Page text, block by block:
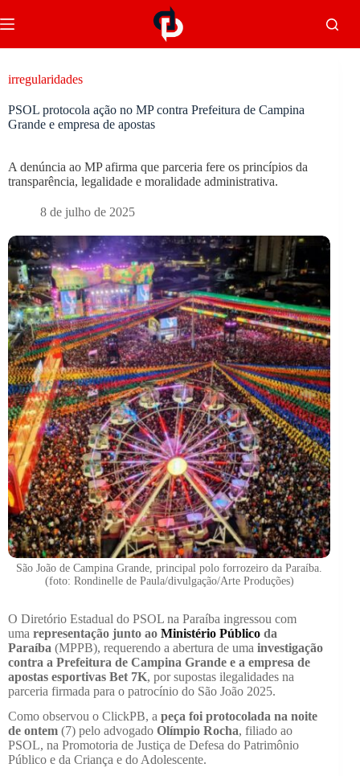
irregularidades
PSOL protocola ação no MP contra Prefeitura de Campina
Grande e empresa de apostas
A denúncia ao MP afirma que parceria fere os princípios da
transparência, legalidade e moralidade administrativa.
8 de julho de 2025
São João de Campina Grande, principal polo forrozeiro da Paraíba.
(foto: Rondinelle de Paula/divulgação/Arte Produções)
O Diretório Estadual do PSOL na Paraíba ingressou com
uma representação junto ao Ministério Público da
Paraíba (MPPB), requerendo a abertura de uma investigação
contra a Prefeitura de Campina Grande e a empresa de
apostas esportivas Bet 7K, por supostas ilegalidades na
parceria firmada para o patrocínio do São João 2025.
Como observou o ClickPB, a peça foi protocolada na noite
de ontem (7) pelo advogado Olímpio Rocha, filiado ao
PSOL, na Promotoria de Justiça de Defesa do Patrimônio
Público e da Criança e do Adolescente.